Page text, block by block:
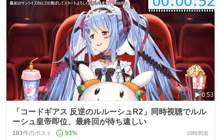
0:53
「コードギアス 反逆のルルーシュR2」同時視聴でルル
ーシュ皇帝即位、最終回が待ち遠しい
183件のポスト 93% 19時間前